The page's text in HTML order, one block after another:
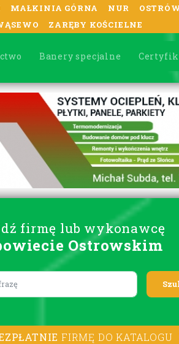
MAŁKINIA GÓRNA NUR
ZARĘBY KOŚCIELNE
Banery specjalne
firmę lub wykonawcę
Ostrowskim
FIRMĘ DO KATALOGU